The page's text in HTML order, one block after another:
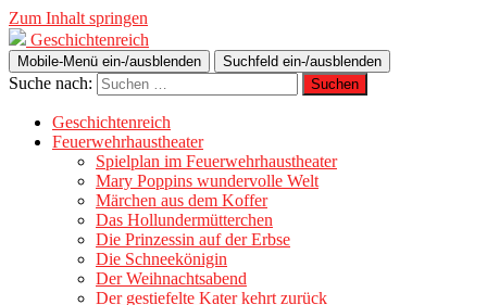
Zum Inhalt springen
Geschichtenreich
Mobile-Menü ein-/ausblenden Suchfeld ein-/ausblenden
Suche nach:
Geschichtenreich
Feuerwehrhaustheater
Spielplan im Feuerwehrhaustheater
Mary Poppins wundervolle Welt
Märchen aus dem Koffer
Das Hollundermütterchen
Die Prinzessin auf der Erbse
Die Schneekönigin
Der Weihnachtsabend
Der gestiefelte Kater kehrt zurück